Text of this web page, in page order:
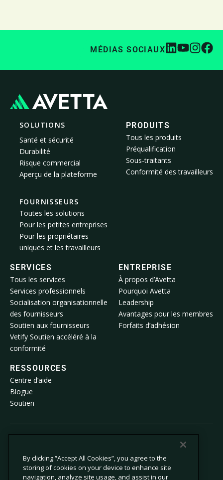
MÉDIAS SOCIAUX
SOLUTIONS
Santé et sécurité
Durabilité
Risque commercial
Aperçu de la plateforme
FOURNISSEURS
Toutes les solutions
Pour les petites entreprises
Pour les propriétaires
uniques et les travailleurs
PRODUITS
Tous les produits
Préqualification
Sous-traitants
Conformité des travailleurs
SERVICES
Tous les services
Services professionnels
Socialisation organisationnelle
des fournisseurs
Soutien aux fournisseurs
Vetify Soutien accéléré à la
conformité
ENTREPRISE
À propos d’Avetta
Pourquoi Avetta
Leadership
Avantages pour les membres
Forfaits d’adhésion
RESSOURCES
Centre d’aide
Blogue
Soutien
Politique de confidentialité Politique relative aux témoins
By clicking “Accept All Cookies”, you agree to the
storing of cookies on your device to enhance site
navigation, analyze site usage, and assist in our